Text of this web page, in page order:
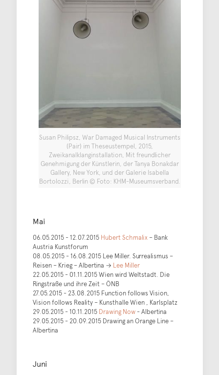
Susan Philipsz, War Damaged Musical Instruments
(Pair) im Theseustempel, 2015,
Zweikanalklanginstallation, Mit freundlicher
Genehmigung der Künstlerin, der Tanya Bonakdar
Gallery, New York, und der Galerie Isabella
Bortolozzi, Berlin © Foto: KHM-Museumsverband.
Mai
06.05.2015 - 12.07.2015 Hubert Schmalix– Bank
Austria Kunstforum
08.05.2015 - 16.08.2015 Lee Miller. Surrealismus –
Reisen – Krieg – Albertina → Lee Miller
22.05.2015 - 01.11.2015 Wien wird Weltstadt. Die
Ringstraße und ihre Zeit – ÖNB
27.05.2015 - 23.08.2015 Function follows Vision,
Vision follows Reality – Kunsthalle Wien , Karlsplatz
29.05.2015 - 10.11.2015 Drawing Now- Albertina
29.05.2015 - 20.09.2015 Drawing an Orange Line –
Albertina
Juni